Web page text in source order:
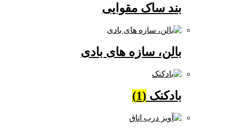
بند ساک مقوایی
بالن، سازه های بادی